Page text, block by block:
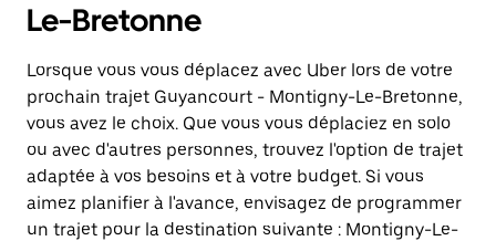
Le-Bretonne
Lorsque vous vous déplacez avec Uber lors de votre
prochain trajet Guyancourt - Montigny-Le-Bretonne,
vous avez le choix. Que vous vous déplaciez en solo
ou avec d'autres personnes, trouvez l'option de trajet
adaptée à vos besoins et à votre budget. Si vous
aimez planifier à l'avance, envisagez de programmer
un trajet pour la destination suivante : Montigny-Le-